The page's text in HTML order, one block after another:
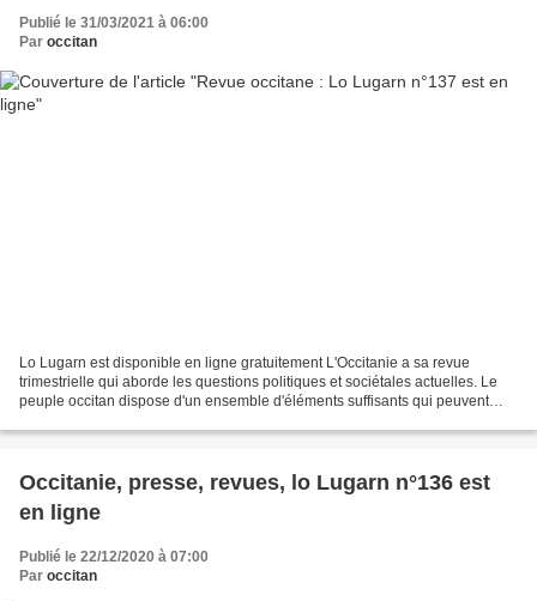
Publié le 31/03/2021 à 06:00
Par occitan
Lo Lugarn est disponible en ligne gratuitement L'Occitanie a sa revue
trimestrielle qui aborde les questions politiques et sociétales actuelles. Le
peuple occitan dispose d'un ensemble d'éléments suffisants qui peuvent
Occitanie, presse, revues, lo Lugarn n°136 est
en ligne
Publié le 22/12/2020 à 07:00
Par occitan